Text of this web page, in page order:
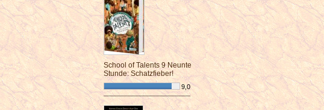
School of Talents 9 Neunte
Stunde: Schatzfieber!
9,0
¯¯¯¯¯¯¯¯¯¯¯¯¯¯¯¯¯¯¯¯¯¯¯¯